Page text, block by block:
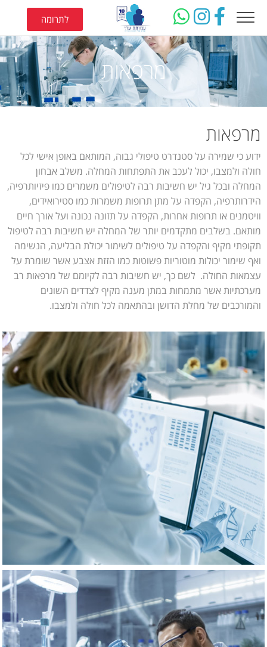
לתרומה
מרפאות
מרפאות
ידוע כי שמירה על סטנדרט טיפולי גבוה, המותאם באופן אישי לכל
חולה ולמצבו, יכול לעכב את התפתחות המחלה. משלב אבחון
המחלה ובכל גיל יש חשיבות רבה לטיפולים משמרים כמו פיזיותרפיה,
הידרותרפיה, הקפדה על מתן תרופות משמרות כמו סטירואידים,
וויטמנים או תרופות אחרות, הקפדה על תזונה נכונה ועל אורך חיים
מותאם. בשלבים מתקדמים יותר של המחלה יש חשיבות רבה לטיפול
תקופתי מקיף והקפדה על טיפולים לשימור יכולת הבליעה, הנשימה
ואף שימור יכולות מוטוריות פשוטות כמו הזזת אצבע אשר שומרת על
עצמאות החולה. לשם כך, יש חשיבות רבה לקיומם של מרפאות רב
מערכתיות אשר מתמחות במתן מענה מקיף לצדדים השונים
והמורכבים של מחלת הדושן ובהתאמה לכל חולה ולמצבו.